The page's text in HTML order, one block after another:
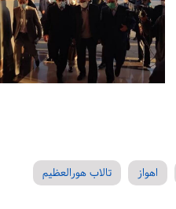
اهواز
تالاب هورالعظیم